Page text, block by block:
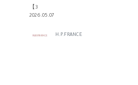
トプレゼント
【3
2026.05.07
H.P.FRANCE